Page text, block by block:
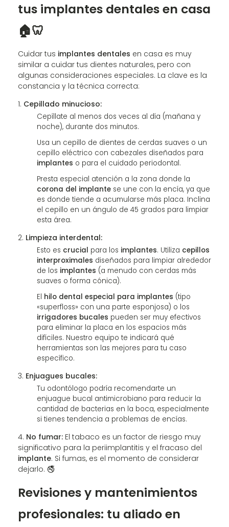
tus implantes dentales en casa
🏠🦷
Cuidar tus implantes dentales en casa es muy
similar a cuidar tus dientes naturales, pero con
algunas consideraciones especiales. La clave es la
constancia y la técnica correcta:
Cepillado minucioso:
Cepíllate al menos dos veces al día (mañana y
noche), durante dos minutos.
Usa un cepillo de dientes de cerdas suaves o un
cepillo eléctrico con cabezales diseñados para
implantes o para el cuidado periodontal.
Presta especial atención a la zona donde la
corona del implantese une con la encía, ya que
es donde tiende a acumularse más placa. Inclina
el cepillo en un ángulo de 45 grados para limpiar
esta área.
Limpieza interdental:
Esto es crucial para los implantes. Utiliza cepillos
interproximales diseñados para limpiar alrededor
de los implantes (a menudo con cerdas más
suaves o forma cónica).
El hilo dental especial para implantes (tipo
«superfloss» con una parte esponjosa) o los
irrigadores bucales pueden ser muy efectivos
para eliminar la placa en los espacios más
difíciles. Nuestro equipo te indicará qué
herramientas son las mejores para tu caso
específico.
Enjuagues bucales:
Tu odontólogo podría recomendarte un
enjuague bucal antimicrobiano para reducir la
cantidad de bacterias en la boca, especialmente
si tienes tendencia a problemas de encías.
No fumar: El tabaco es un factor de riesgo muy
significativo para la periimplantitis y el fracaso del
implante. Si fumas, es el momento de considerar
dejarlo. 🚭
Revisiones y mantenimientos
profesionales: tu aliado en